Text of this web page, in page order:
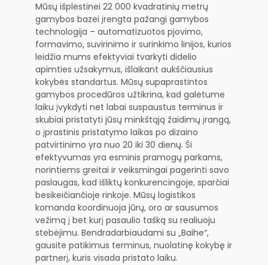
Mūsų išplėstinei 22 000 kvadratinių metrų
gamybos bazei įrengta pažangi gamybos
technologija – automatizuotos pjovimo,
formavimo, suvirinimo ir surinkimo linijos, kurios
leidžia mums efektyviai tvarkyti didelio
apimties užsakymus, išlaikant aukščiausius
kokybės standartus. Mūsų supaprastintos
gamybos procedūros užtikrina, kad galėtume
laiku įvykdyti net labai suspaustus terminus ir
skubiai pristatyti jūsų minkštąją žaidimų įrangą,
o įprastinis pristatymo laikas po dizaino
patvirtinimo yra nuo 20 iki 30 dienų. Ši
efektyvumas yra esminis pramogų parkams,
norintiems greitai ir veiksmingai pagerinti savo
paslaugas, kad išliktų konkurencingoje, sparčiai
besikeičiančioje rinkoje. Mūsų logistikos
komanda koordinuoja jūrų, oro ar sausumos
vežimą į bet kurį pasaulio tašką su realiuoju
stebėjimu. Bendradarbiaudami su „Baihe“,
gausite patikimus terminus, nuolatinę kokybę ir
partnerį, kuris visada pristato laiku.